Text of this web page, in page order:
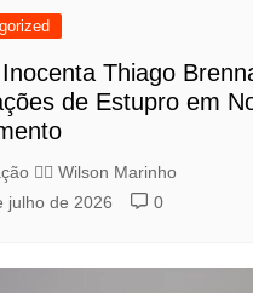
Thiago
de Estupro em
👨‍⚖️​ Wilson Marinho
julho de 2026
0